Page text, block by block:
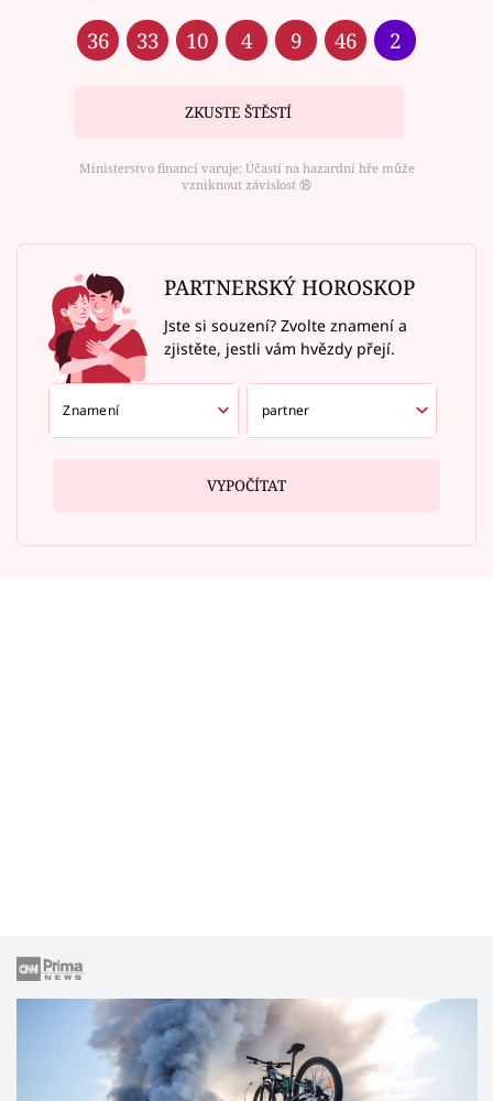
36 33 10 4 9 46 2
ZKUSTE ŠTĚSTÍ
Ministerstvo financí varuje: Účastí na hazardní hře může
vzniknout závislost ⑱
PARTNERSKÝ HOROSKOP
Jste si souzení? Zvolte znamení a
zjistěte, jestli vám hvězdy přejí.
VYPOČÍTAT